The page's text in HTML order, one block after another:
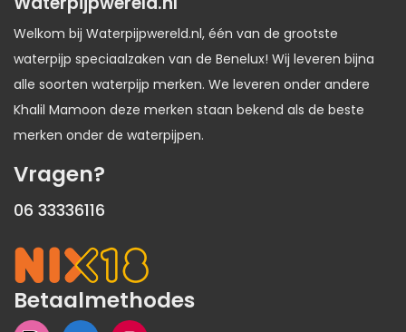
Welkom bij Waterpijpwereld.nl, één van de grootste
waterpijp speciaalzaken van de Benelux! Wij leveren bijna
alle soorten waterpijp merken. We leveren onder andere
Khalil Mamoon deze merken staan bekend als de beste
merken onder de waterpijpen.
Vragen?
06 33336116
Betaalmethodes